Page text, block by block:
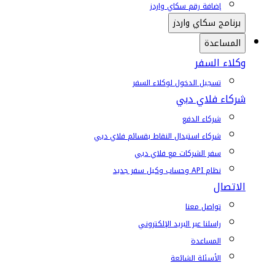
إضافة رقم سكاي واردز
برنامج سكاي واردز
المساعدة
وكلاء السفر
تسجيل الدخول لوكلاء السفر
شركاء فلاي دبي
شركاء الدفع
شركاء استبدال النقاط بقسائم فلاي دبي
سفر الشركات مع فلاي دبي
نظام API وحساب وكيل سفر جديد
الاتصال
تواصل معنا
راسلنا عبر البريد الإلكتروني
المساعدة
الأسئلة الشائعة